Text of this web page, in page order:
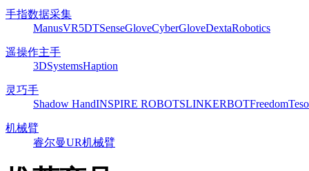
手指数据采集
ManusVR5DTSenseGloveCyberGloveDextaRobotics
遥操作主手
3DSystemsHaption
灵巧手
Shadow HandINSPIRE ROBOTSLINKERBOTFreedom
机械臂
睿尔曼UR机械臂